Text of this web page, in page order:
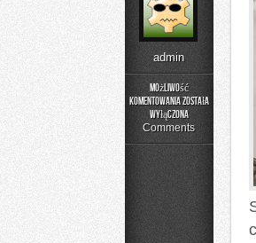
admin
Możliwość
komentowania
Uroda
została
wyłączona
Comments